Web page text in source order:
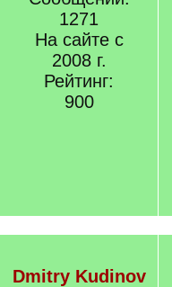
1271
На сайте с
2008 г.
Рейтинг:
900
Dmitry Kudinov